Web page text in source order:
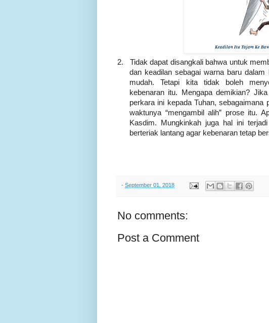
Keadilan Itu Tajam Ke
2.
Tidak dapat disangkali bahwa untuk
dan keadilan sebagai warna baru
mudah. Tetapi kita tidak boleh
kebenaran itu. Mengapa demikian?
perkara ini kepada Tuhan,
waktunya “mengambil alih” prose itu.
Kasdim. Mungkinkah juga hal ini
berteriak lantang agar kebenaran tetap
- September 01, 2018
No comments:
Post a Comment